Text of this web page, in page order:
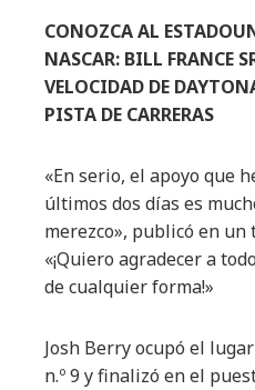
CONOZCA AL
NASCAR: BILL FRANCE
VELOCIDAD DE
PISTA DE CARRERAS
«En serio, el apoyo que
últimos dos días es
merezco», publicó en
«¡Quiero agradecer a
de cualquier forma!»
Josh Berry ocupó el
n.º 9 y finalizó en el